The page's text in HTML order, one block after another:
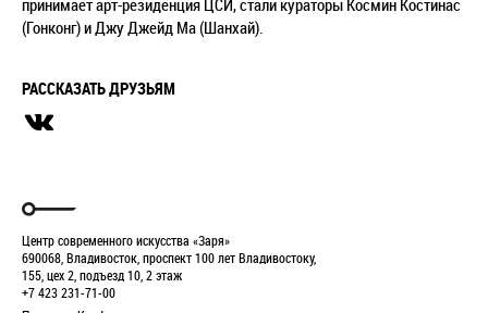
принимает арт-резиденция ЦСИ, стали кураторы Космин Костинас
(Гонконг) и Джу Джейд Ма (Шанхай).
РАССКАЗАТЬ ДРУЗЬЯМ
Центр современного искусства «Заря»
690068, Владивосток, проспект 100 лет Владивостоку,
155, цех 2, подъезд 10, 2 этаж
+7 423 231-71-00